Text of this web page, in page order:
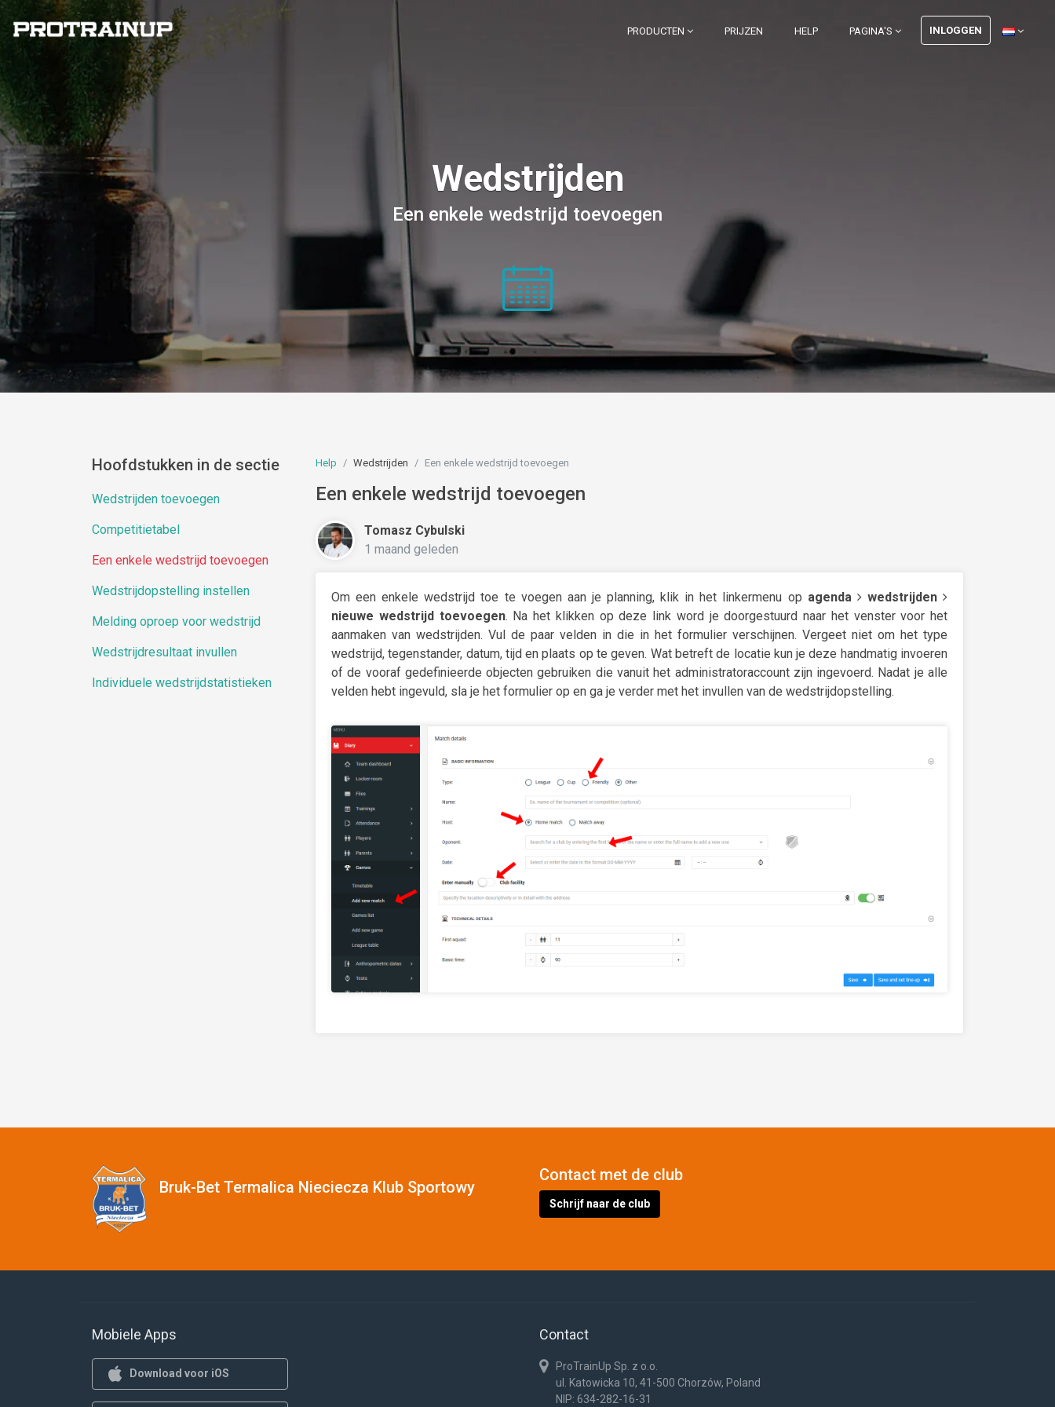
PRODUCTEN PRIJZEN HELP PAGINA'S INLOGGEN
Wedstrijden
Een enkele wedstrijd toevoegen
Hoofdstukken in de sectie
Wedstrijden toevoegen
Competitietabel
Een enkele wedstrijd toevoegen
Wedstrijdopstelling instellen
Melding oproep voor wedstrijd
Wedstrijdresultaat invullen
Individuele wedstrijdstatistieken
Help Wedstrijden Een enkele wedstrijd toevoegen
Een enkele wedstrijd toevoegen
Tomasz Cybulski
1 maand geleden
Om een enkele wedstrijd toe te voegen aan je planning, klik in het linkermenu op agenda
wedstrijden
nieuwe wedstrijd toevoegen. Na het klikken op deze link word je doorgestuurd naar het venster voor het
aanmaken van wedstrijden. Vul de paar velden in die in het formulier verschijnen. Vergeet niet om het type
wedstrijd, tegenstander, datum, tijd en plaats op te geven. Wat betreft de locatie kun je deze handmatig invoeren
of de vooraf gedefinieerde objecten gebruiken die vanuit het administratoraccount zijn ingevoerd. Nadat je alle
velden hebt ingevuld, sla je het formulier op en ga je verder met het invullen van de wedstrijdopstelling.
Bruk-Bet Termalica Nieciecza Klub Sportowy
Contact met de club
Schrijf naar de club
Mobiele Apps
Download voor iOS
Contact
ProTrainUp Sp. z o.o.
ul. Katowicka 10, 41-500 Chorzów, Poland
NIP: 634-282-16-31